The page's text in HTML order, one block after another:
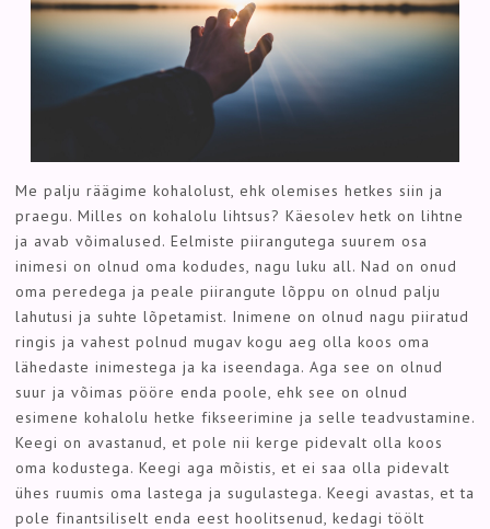
Me palju räägime kohalolust, ehk olemises hetkes siin ja
praegu. Milles on kohalolu lihtsus? Käesolev hetk on lihtne
ja avab võimalused. Eelmiste piirangutega suurem osa
inimesi on olnud oma kodudes, nagu luku all. Nad on onud
oma peredega ja peale piirangute lõppu on olnud palju
lahutusi ja suhte lõpetamist. Inimene on olnud nagu piiratud
ringis ja vahest polnud mugav kogu aeg olla koos oma
lähedaste inimestega ja ka iseendaga. Aga see on olnud
suur ja võimas pööre enda poole, ehk see on olnud
esimene kohalolu hetke fikseerimine ja selle teadvustamine.
Keegi on avastanud, et pole nii kerge pidevalt olla koos
oma kodustega. Keegi aga mõistis, et ei saa olla pidevalt
ühes ruumis oma lastega ja sugulastega. Keegi avastas, et ta
pole finantsiliselt enda eest hoolitsenud, kedagi töölt